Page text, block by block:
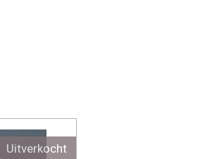
Uitverkocht